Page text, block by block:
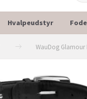
Hvalpeudstyr
WauDog Glamour